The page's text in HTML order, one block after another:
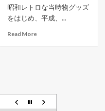
昭和レトロな当時物グッズ
をはじめ、平成、...
Read More